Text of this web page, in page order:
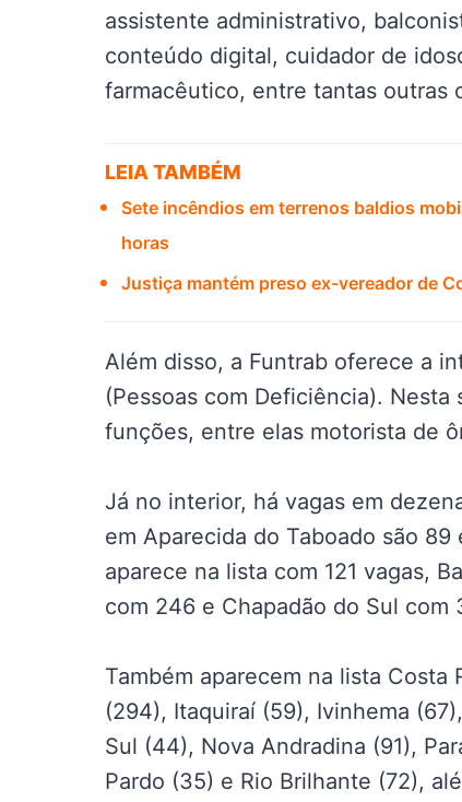
assistente administrativo,
conteúdo digital, cuidador de
farmacêutico, entre tantas outras
LEIA TAMBÉM
Sete incêndios em terrenos baldios
horas
Justiça mantém preso ex-vereador de
Além disso, a Funtrab oferece a
(Pessoas com Deficiência).
funções, entre elas motorista de
Já no interior, há vagas em
em Aparecida do Taboado são
aparece na lista com 121 vagas,
com 246 e Chapadão do Sul com
Também aparecem na lista Costa
(294), Itaquiraí (59), Ivinhema
Sul (44), Nova Andradina (91),
Pardo (35) e Rio Brilhante (72),